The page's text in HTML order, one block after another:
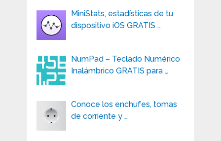
MiniStats, estadísticas de tu
dispositivo iOS GRATIS …
NumPad – Teclado Numérico
Inalámbrico GRATIS para …
Conoce los enchufes, tomas
de corriente y …